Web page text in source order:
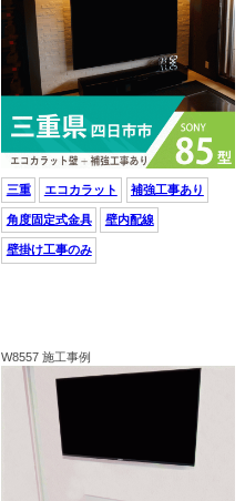
三重 エコカラット 補強工事あり
角度固定式金具 壁内配線
壁掛け工事のみ
W8557 施工事例